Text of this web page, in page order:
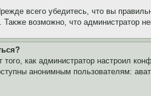
всего убедитесь, что вы
возможно, что администратор
как администратор настроил
анонимным пользователям: